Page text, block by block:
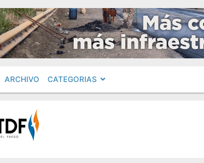
ARCHIVO CATEGORIAS